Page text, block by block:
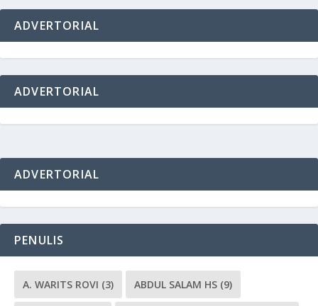
ADVERTORIAL
ADVERTORIAL
ADVERTORIAL
PENULIS
A. WARITS ROVI (3) ABDUL SALAM HS (9)